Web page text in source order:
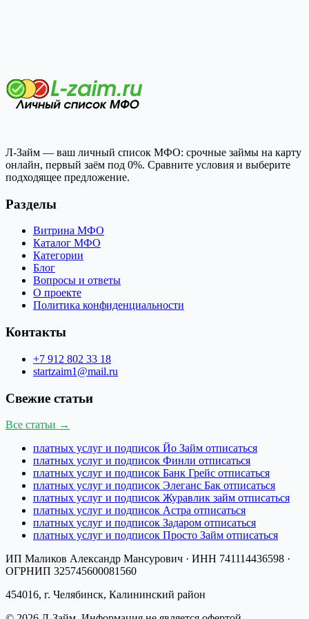
Л-Займ — ваш личный список МФО: срочные займы на карту
онлайн, первый заём под 0%. Сравните условия и выберите
подходящее предложение.
Разделы
Витрина МФО
Каталог МФО
Категории
Блог
Вопросы и ответы
О проекте
Политика конфиденциальности
Контакты
+7 912 802 33 18
startzaim1@mail.ru
Свежие статьи
Все статьи →
платных услуг и подписок Йо Займ отписаться
платных услуг и подписок Финли отписаться
платных услуг и подписок Банк Грейс отписаться
платных услуг и подписок Элеганс Бак отписаться
платных услуг и подписок Журавлик займ отписаться
платных услуг и подписок Астра отписаться
платных услуг и подписок Задаром отписаться
платных услуг и подписок Просто Займ отписаться
ИП Маликов Александр Мансурович · ИНН 741114436598 ·
ОГРНИП 325745600081560
454016, г. Челябинск, Калининский район